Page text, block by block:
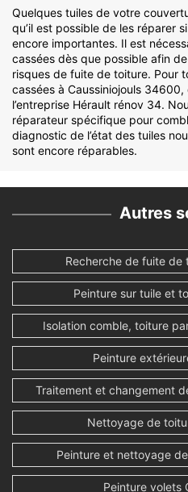
Quelques tuiles de votre
qu’il est possible de les réparer
encore importantes. Il est
cassées dès que possible afin
risques de fuite de toiture. Pour
cassées à Caussiniojouls
l’entreprise Hérault rénov 34.
réparateur spécifique pour
diagnostic de l’état des tuiles
sont encore réparables.
Autres
Recherche de fuite de
Peinture sur tuile et
Isolation comble, toiture
Peinture
Traitement et changement
Nettoyage de
Peinture et nettoyage
Peinture volets